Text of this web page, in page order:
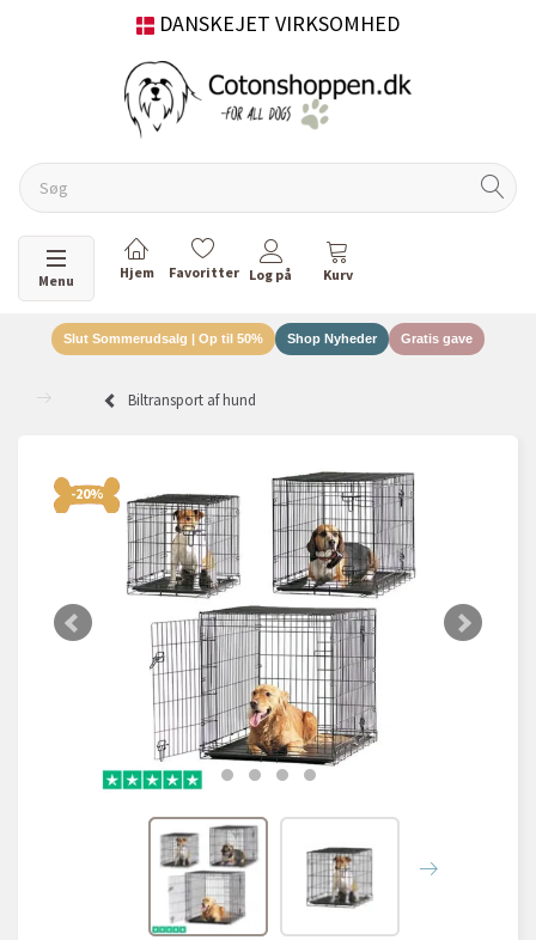
DANSKEJET VIRKSOMHED
Skifte navigation
Menu
Slut Sommerudsalg | Op til 50% Shop Nyheder Gratis gave
Biltransport af hund
-20%